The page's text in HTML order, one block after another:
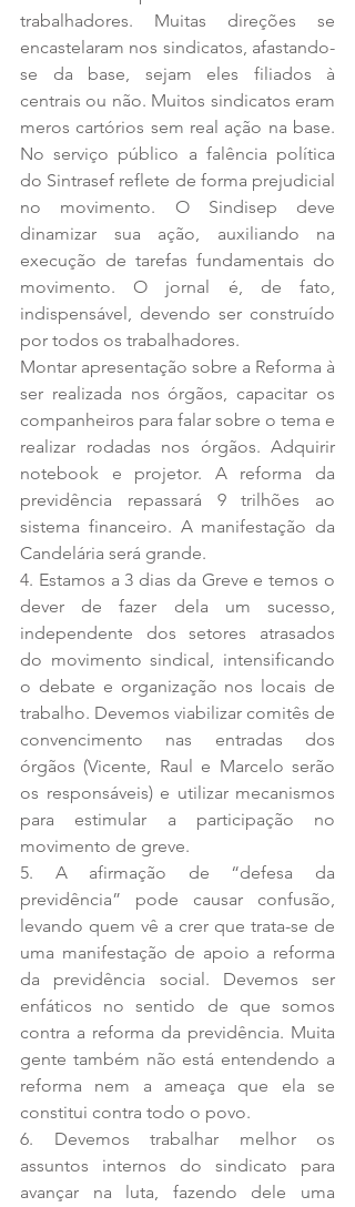
trabalhadores. Muitas direções se
encastelaram nos sindicatos, afastando-
se da base, sejam eles filiados à
centrais ou não. Muitos sindicatos eram
meros cartórios sem real ação na base.
No serviço público a falência política
do Sintrasef reflete de forma prejudicial
no movimento. O Sindisep deve
dinamizar sua ação, auxiliando na
execução de tarefas fundamentais do
movimento. O jornal é, de fato,
indispensável, devendo ser construído
por todos os trabalhadores.
Montar apresentação sobre a Reforma à
ser realizada nos órgãos, capacitar os
companheiros para falar sobre o tema e
realizar rodadas nos órgãos. Adquirir
notebook e projetor. A reforma da
previdência repassará 9 trilhões ao
sistema financeiro. A manifestação da
Candelária será grande.
4. Estamos a 3 dias da Greve e temos o
dever de fazer dela um sucesso,
independente dos setores atrasados
do movimento sindical, intensificando
o debate e organização nos locais de
trabalho. Devemos viabilizar comitês de
convencimento nas entradas dos
órgãos (Vicente, Raul e Marcelo serão
os responsáveis) e utilizar mecanismos
para estimular a participação no
movimento de greve.
5. A afirmação de “defesa da
previdência” pode causar confusão,
levando quem vê a crer que trata-se de
uma manifestação de apoio a reforma
da previdência social. Devemos ser
enfáticos no sentido de que somos
contra a reforma da previdência. Muita
gente também não está entendendo a
reforma nem a ameaça que ela se
constitui contra todo o povo.
6. Devemos trabalhar melhor os
assuntos internos do sindicato para
avançar na luta, fazendo dele uma